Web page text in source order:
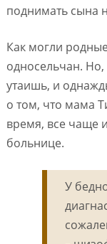
поднимать сына
Как могли
односельчан.
утаишь, и
о том, что мама
время, все чаще
больнице.
У